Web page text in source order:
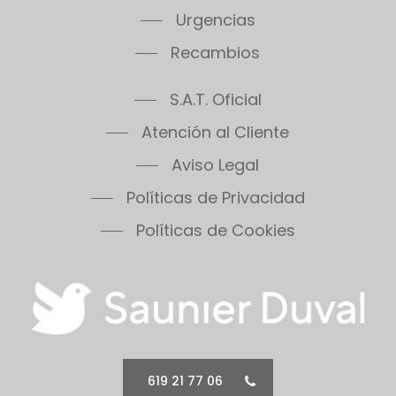
Urgencias
Recambios
S.A.T. Oficial
Atención al Cliente
Aviso Legal
Políticas de Privacidad
Políticas de Cookies
619 21 77 06